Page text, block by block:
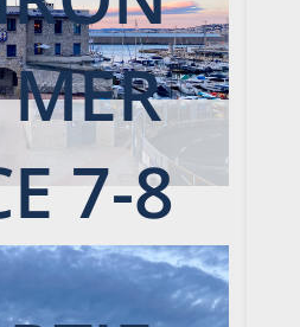
7-8